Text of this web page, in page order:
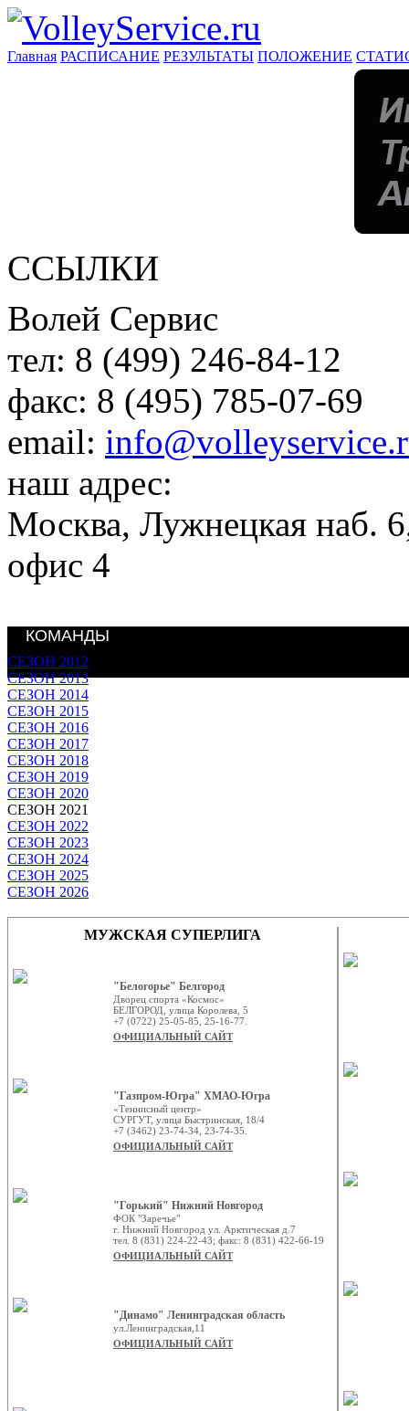
Главная РАСПИСАНИЕ РЕЗУЛЬТАТЫ ПОЛОЖЕНИЕ
ССЫЛКИ
Волей Сервис
тел: 8 (499) 246-84-12
факс: 8 (495) 785-07-69
email:
наш адрес:
Москва, Лужнецкая наб.
офис 4
КОМАНДЫ
СЕЗОН 2012
СЕЗОН 2013
СЕЗОН 2014
СЕЗОН 2015
СЕЗОН 2016
СЕЗОН 2017
СЕЗОН 2018
СЕЗОН 2019
СЕЗОН 2020
СЕЗОН 2021
СЕЗОН 2022
СЕЗОН 2023
СЕЗОН 2024
СЕЗОН 2025
СЕЗОН 2026
МУЖСКАЯ СУПЕРЛИГА
"Белогорье" Белгород
Дворец спорта «Космос»
БЕЛГОРОД, улица Королева, 5
+7 (0722) 25-05-85, 25-16-77.
ОФИЦИАЛЬНЫЙ САЙТ
"Газпром-Югра" ХМАО-Югра
«Теннисный центр»
СУРГУТ, улица Быстринская, 18/4
+7 (3462) 23-74-34, 23-74-35.
ОФИЦИАЛЬНЫЙ САЙТ
"Горький" Нижний Новгород
ФОК "Заречье"
г. Нижний Новгород ул. Арктическая д.7
тел. 8 (831) 224-22-43; факс: 8 (831) 422-66-19
ОФИЦИАЛЬНЫЙ САЙТ
"Динамо" Ленинградская область
ул.Ленинградская,11
ОФИЦИАЛЬНЫЙ САЙТ